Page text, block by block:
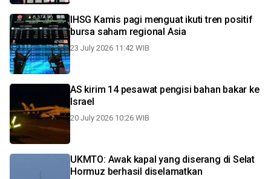
IHSG Kamis pagi menguat ikuti tren positif
bursa saham regional Asia
23 July 2026 11:42 WIB
AS kirim 14 pesawat pengisi bahan bakar ke
Israel
20 July 2026 10:26 WIB
UKMTO: Awak kapal yang diserang di Selat
Hormuz berhasil diselamatkan